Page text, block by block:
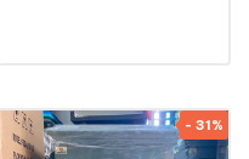
- 31%